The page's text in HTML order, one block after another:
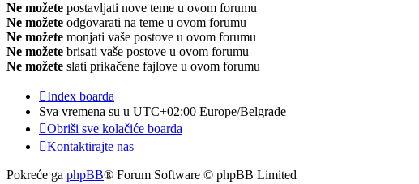
Ne možete postavljati nove teme u ovom forumu
Ne možete odgovarati na teme u ovom forumu
Ne možete monjati vaše postove u ovom forumu
Ne možete brisati vaše postove u ovom forumu
Ne možete slati prikačene fajlove u ovom forumu
Index boarda
Sva vremena su u UTC+02:00 Europe/Belgrade
Obriši sve kolačiće boarda
Kontaktirajte nas
Pokreće ga phpBB® Forum Software © phpBB Limited